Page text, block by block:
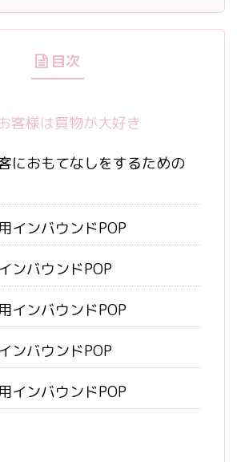
目次
客様は買物が大好き
におもてなしをするための
インバウンドPOP
ンバウンドPOP
インバウンドPOP
ンバウンドPOP
インバウンドPOP